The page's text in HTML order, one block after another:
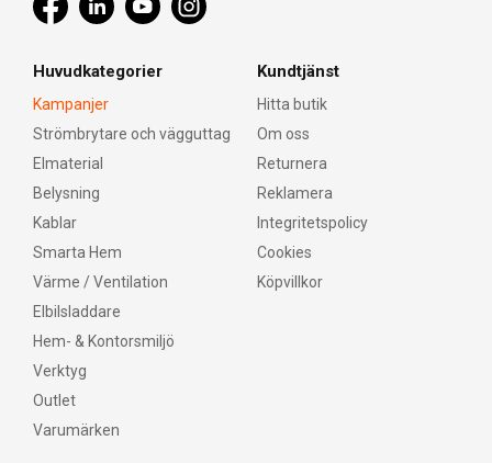
Huvudkategorier
Kampanjer
Strömbrytare och vägguttag
Elmaterial
Belysning
Kablar
Smarta Hem
Värme / Ventilation
Elbilsladdare
Hem- & Kontorsmiljö
Verktyg
Outlet
Varumärken
Kundtjänst
Hitta butik
Om oss
Returnera
Reklamera
Integritetspolicy
Cookies
Köpvillkor